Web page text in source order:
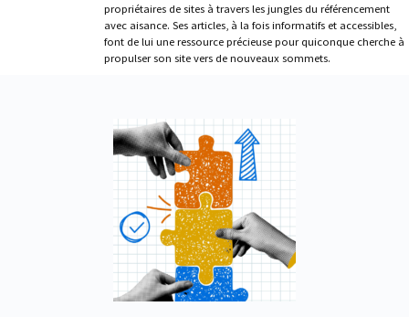
propriétaires de sites à travers les jungles du référencement
avec aisance. Ses articles, à la fois informatifs et accessibles,
font de lui une ressource précieuse pour quiconque cherche à
propulser son site vers de nouveaux sommets.